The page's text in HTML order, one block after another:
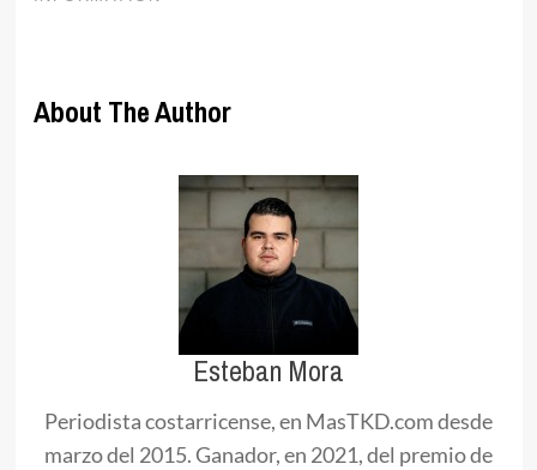
About The Author
Esteban Mora
Periodista costarricense, en MasTKD.com desde
marzo del 2015. Ganador, en 2021, del premio de